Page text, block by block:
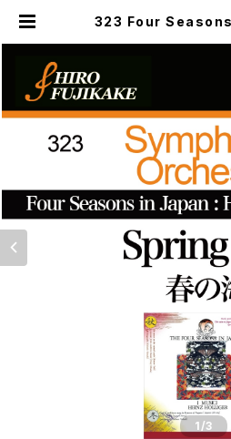
323 Four
1 /3